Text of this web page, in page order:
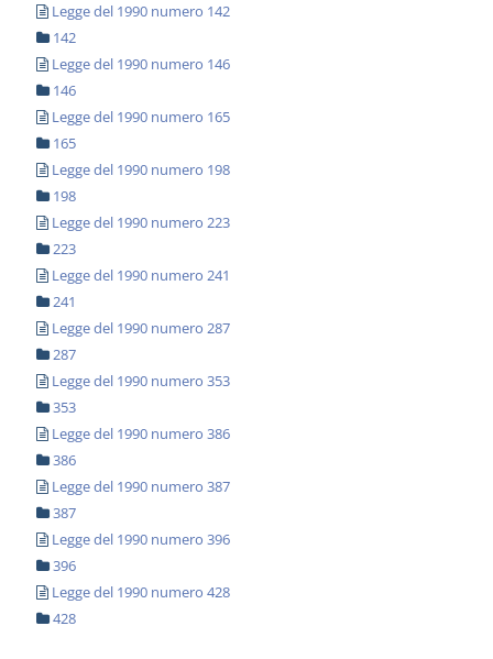
Legge del 1990 numero 142
142
Legge del 1990 numero 146
146
Legge del 1990 numero 165
165
Legge del 1990 numero 198
198
Legge del 1990 numero 223
223
Legge del 1990 numero 241
241
Legge del 1990 numero 287
287
Legge del 1990 numero 353
353
Legge del 1990 numero 386
386
Legge del 1990 numero 387
387
Legge del 1990 numero 396
396
Legge del 1990 numero 428
428